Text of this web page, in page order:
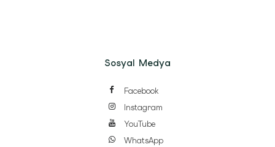
Sosyal Medya
Facebook
Instagram
YouTube
WhatsApp